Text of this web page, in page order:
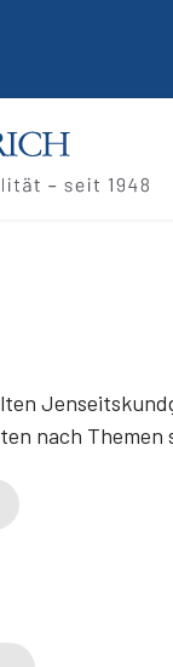
nach